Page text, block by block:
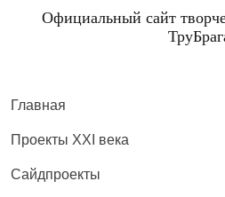
Официальный сайт
Главная
Проекты XXI века
Сайдпроекты